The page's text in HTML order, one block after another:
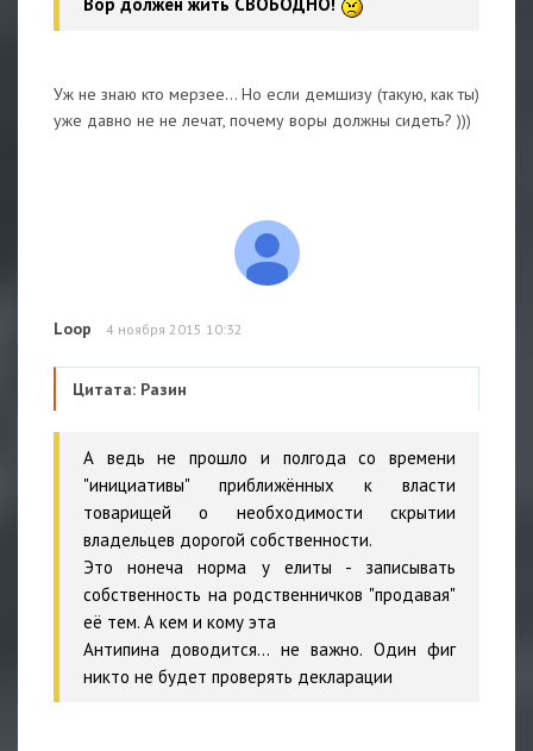
Уж не знаю кто мерзее... Но если демшизу (такую, как ты)
уже давно не не лечат, почему воры должны сидеть? )))
Loop 4 ноября 2015 10:32
Цитата: Разин
А ведь не прошло и полгода со времени
"инициативы" приближённых к власти
товарищей о необходимости скрытии
владельцев дорогой собственности.
Это нонеча норма у елиты - записывать
собственность на родственничков "продавая"
её тем. А кем и кому эта
Антипина доводится... не важно. Один фиг
никто не будет проверять декларации